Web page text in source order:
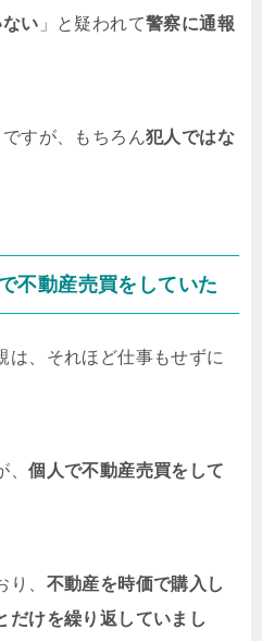
い 」と疑われて警察に通報
すが、もちろん犯人ではな
不動産売買をしていた
は、それほど仕事もせずに
、個人で不動産売買をして
、 不動産を時価で購入し
だけを繰り返していまし